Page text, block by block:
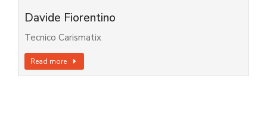
Davide Fiorentino
Tecnico Carismatix
Read more